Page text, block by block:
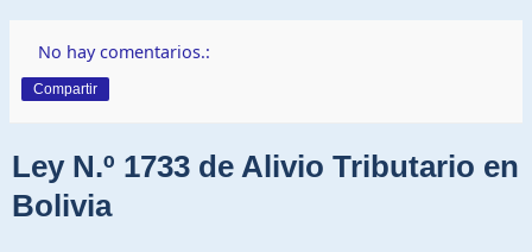
No hay comentarios.:
Compartir
Ley N.º 1733 de Alivio Tributario en
Bolivia